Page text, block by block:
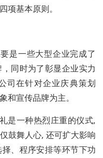
项基本原则。
是一些大型企业完成了
同时为了彰显企业实力
司在针对企业庆典策划
和宣传品牌为主。
是一种热烈庄重的仪式,
鼓舞人心, 还可扩大影响
、程序安排等环节下功